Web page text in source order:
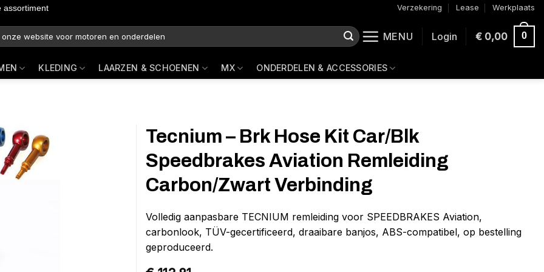
assortiment Verzekering Lease Werkplaats
MENU Login €0,00 0
KLEDING LAARZEN & SCHOENEN MX ONDERDELEN & ACCESSORIES
Tecnium – Brk Hose Kit Car/Blk
Speedbrakes Aviation Remleiding
Carbon/Zwart Verbinding
Volledig aanpasbare TECNIUM remleiding voor SPEEDBRAKES Aviation,
carbonlook, TÜV-gecertificeerd, draaibare banjos, ABS-compatibel, op bestelling
geproduceerd.